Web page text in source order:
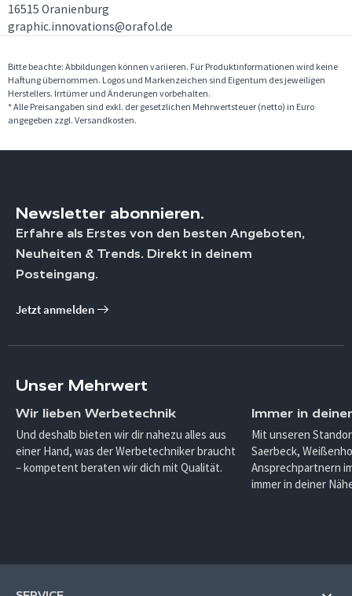
16515 Oranienburg
graphic.innovations@orafol.de
Bitte beachte: Abbildungen können variieren. Für Produktinformationen wird keine
Haftung übernommen. Logos und Markenzeichen sind Eigentum des jeweiligen
Herstellers. Irrtümer und Änderungen vorbehalten.
* Alle Preisangaben sind exkl. der gesetzlichen Mehrwertsteuer (netto) in Euro
angegeben zzgl. Versandkosten.
Newsletter abonnieren.
Erfahre als Erstes von den besten Angeboten,
Neuheiten & Trends. Direkt in deinem
Posteingang.
Jetzt anmelden
Unser Mehrwert
Wir lieben Werbetechnik
Und deshalb bieten wir dir nahezu alles aus
einer Hand, was der Werbetechniker braucht
– kompetent beraten wir dich mit Qualität.
Immer in
Mit unseren
Saerbeck,
Ansprechpartnern
immer in deiner